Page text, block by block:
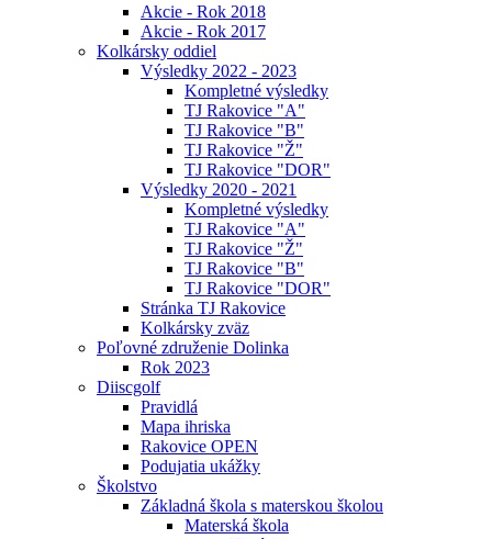
Akcie - Rok 2018
Akcie - Rok 2017
Kolkársky oddiel
Výsledky 2022 - 2023
Kompletné výsledky
TJ Rakovice "A"
TJ Rakovice "B"
TJ Rakovice "Ž"
TJ Rakovice "DOR"
Výsledky 2020 - 2021
Kompletné výsledky
TJ Rakovice "A"
TJ Rakovice "Ž"
TJ Rakovice "B"
TJ Rakovice "DOR"
Stránka TJ Rakovice
Kolkársky zväz
Poľovné združenie Dolinka
Rok 2023
Diiscgolf
Pravidlá
Mapa ihriska
Rakovice OPEN
Podujatia ukážky
Školstvo
Základná škola s materskou školou
Materská škola